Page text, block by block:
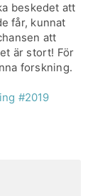
beskedet att
får, kunnat
att
är stort! För
forskning.
#2019